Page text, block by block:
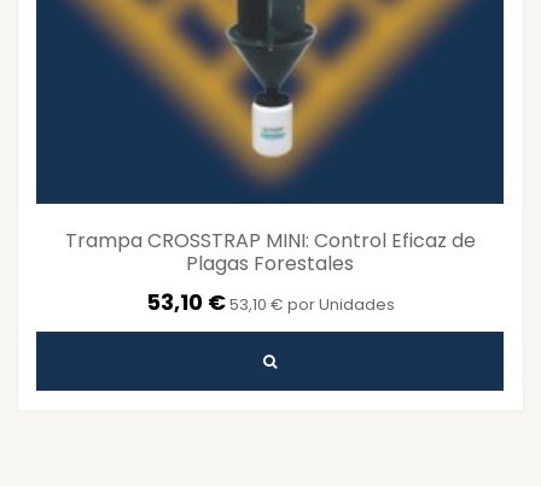
Trampa CROSSTRAP MINI: Control Eficaz de
Plagas Forestales
53,10 €53,10 € por Unidades